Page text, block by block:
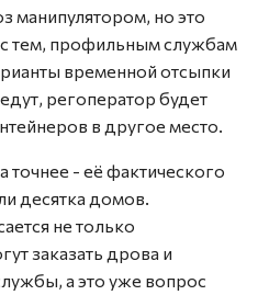
манипулятором, но это
тем, профильным службам
временной отсыпки
регоператор будет
в другое место.
точнее - её фактического
десятка домов.
не только
заказать дрова и
а это уже вопрос